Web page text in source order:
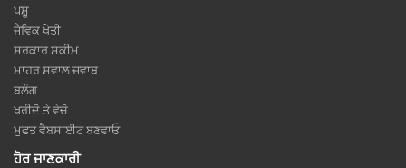
ਪਸ਼ੂ
ਜੈਵਿਕ ਖੇਤੀ
ਸਰਕਾਰ ਸਕੀਮ
ਮਾਹਰ ਸਵਾਲ ਜਵਾਬ
ਬਲੌਗ
ਖਰੀਦੋ ਤੇ ਵੇਚੋ
ਮੁਫਤ ਵੈਬਸਾਈਟ ਬਣਵਾਓ
ਹੋਰ ਜਾਣਕਾਰੀ